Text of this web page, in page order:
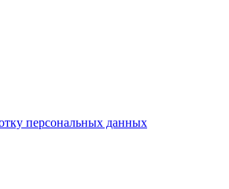
персональных данных